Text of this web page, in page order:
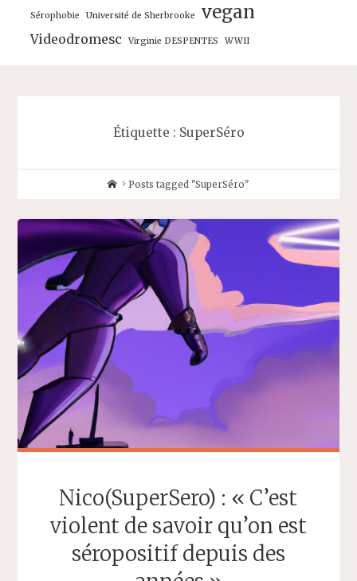
Sérophobie Université de Sherbrooke vegan
Videodromesc Virginie DESPENTES WWII
Étiquette : SuperSéro
HomePosts tagged "SuperSéro"
Nico(SuperSero) : « C’est
violent de savoir qu’on est
séropositif depuis des